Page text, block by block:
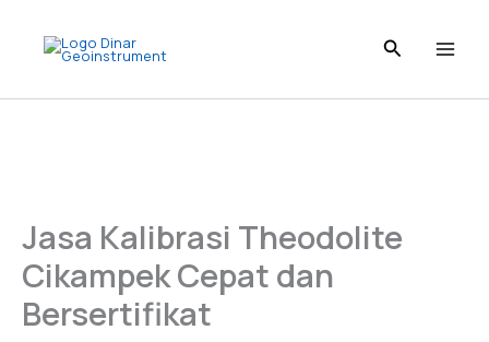
content
Jasa Kalibrasi Theodolite
Cikampek Cepat dan
Bersertifikat